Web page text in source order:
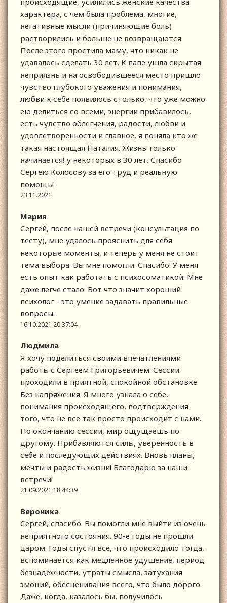
характера, с чем была проблема, многие,
негативные мысли (причиняющие боль)
растворились и больше не возвращаются.
После этого простила маму, что никак не
удавалось сделать 30 лет. К папе ушла скрытая
неприязнь и на освободившееся место пришло
чувство глубокого уважения и понимания,
любви к себе появилось столько, что уже можно
ею делиться со всеми, энергии прибавилось,
есть чувство облегчения, радости, любви и
удовлетворенности и главное, я поняла кто же
такая настоящая Наталия. Жизнь только
начинается! у некоторых в 30 лет. Спасибо
Сергею Колосову за его труд и реальную
помощь!
23.11.2021
Мария
Сергей, после нашей встречи (консультация по
тесту), мне удалось прояснить для себя
некоторые моменты, и теперь у меня не стоит
тема выбора. Вы мне помогли. Спасибо! У меня
есть опыт как работать с психосоматикой. Мне
даже легче стало. Вот что значит хороший
психолог - это умение задавать правильные
вопросы.
16.10.2021 20:37:04
Людмила
Я хочу поделиться своими впечатлениями
работы с Сергеем Григорьевичем. Сессии
проходили в приятной, спокойной обстановке.
Без напряжения. Я много узнала о себе,
понимания происходящего, подтверждения
того, что не все так просто происходит с нами.
По окончанию сессии, мир ощущаешь по
другому. Прибавляются силы, уверенность в
себе и последующих действиях. Вновь планы,
мечты и радость жизни! Благодарю за наши
встречи!
21.09.2021 18:44:39
Вероника
Сергей, спасибо. Вы помогли мне выйти из очень
неприятного состояния. 90-е годы не прошли
даром. Годы спустя все, что происходило тогда,
вспоминается как медленное удушение, период
безнадёжности, утраты смысла, затухания
эмоций, обесценивания всего, что было дорого.
Даже, когда, казалось бы, получилось